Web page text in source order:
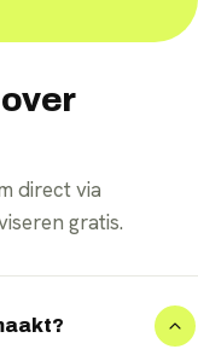
direct via
gratis.